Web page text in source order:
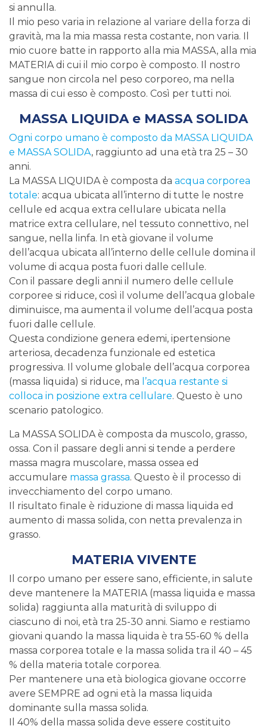
si annulla.
Il mio peso varia in relazione al variare della forza di
gravità, ma la mia massa resta costante, non varia. Il
mio cuore batte in rapporto alla mia MASSA, alla mia
MATERIA di cui il mio corpo è composto. Il nostro
sangue non circola nel peso corporeo, ma nella
massa di cui esso è composto. Così per tutti noi.
MASSA LIQUIDA e MASSA SOLIDA
Ogni corpo umano è composto da MASSA LIQUIDA
e MASSA SOLIDA, raggiunto ad una età tra 25 – 30
anni.
La MASSA LIQUIDA è composta da acqua corporea
totale: acqua ubicata all’interno di tutte le nostre
cellule ed acqua extra cellulare ubicata nella
matrice extra cellulare, nel tessuto connettivo, nel
sangue, nella linfa. In età giovane il volume
dell’acqua ubicata all’interno delle cellule domina il
volume di acqua posta fuori dalle cellule.
Con il passare degli anni il numero delle cellule
corporee si riduce, così il volume dell’acqua globale
diminuisce, ma aumenta il volume dell’acqua posta
fuori dalle cellule.
Questa condizione genera edemi, ipertensione
arteriosa, decadenza funzionale ed estetica
progressiva. Il volume globale dell’acqua corporea
(massa liquida) si riduce, ma l’acqua restante si
colloca in posizione extra cellulare. Questo è uno
scenario patologico.
La MASSA SOLIDA è composta da muscolo, grasso,
ossa. Con il passare degli anni si tende a perdere
massa magra muscolare, massa ossea ed
accumulare massa grassa. Questo è il processo di
invecchiamento del corpo umano.
Il risultato finale è riduzione di massa liquida ed
aumento di massa solida, con netta prevalenza in
grasso.
MATERIA VIVENTE
Il corpo umano per essere sano, efficiente, in salute
deve mantenere la MATERIA (massa liquida e massa
solida) raggiunta alla maturità di sviluppo di
ciascuno di noi, età tra 25-30 anni. Siamo e restiamo
giovani quando la massa liquida è tra 55-60 % della
massa corporea totale e la massa solida tra il 40 – 45
% della materia totale corporea.
Per mantenere una età biologica giovane occorre
avere SEMPRE ad ogni età la massa liquida
dominante sulla massa solida.
Il 40% della massa solida deve essere costituito